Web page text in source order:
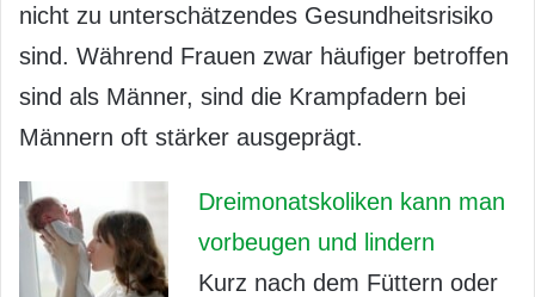
nicht zu unterschätzendes Gesundheitsrisiko
sind. Während Frauen zwar häufiger betroffen
sind als Männer, sind die Krampfadern bei
Männern oft stärker ausgeprägt.
Dreimonatskoliken kann man
vorbeugen und lindern
Kurz nach dem Füttern oder